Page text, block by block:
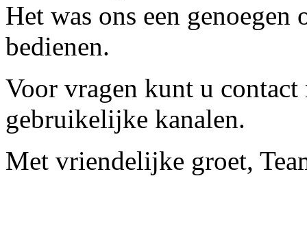
Het was ons een
bedienen.
Voor vragen kunt u contact
gebruikelijke kanalen.
Met vriendelijke groet,